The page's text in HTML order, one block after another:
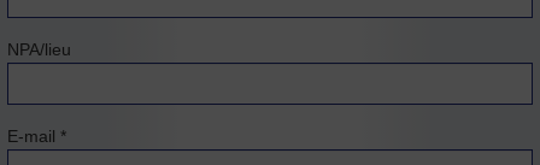
NPA/lieu
E-mail *